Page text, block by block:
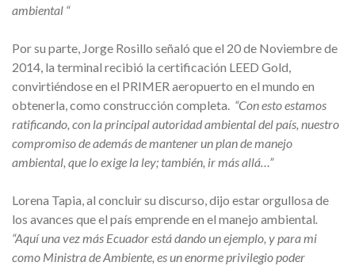
ambiental “
Por su parte, Jorge Rosillo señaló que el 20 de Noviembre de
2014, la terminal recibió la certificación LEED Gold,
convirtiéndose en el PRIMER aeropuerto en el mundo en
obtenerla, como construcción completa. “Con esto estamos
ratificando, con la principal autoridad ambiental del país, nuestro
compromiso de además de mantener un plan de manejo
ambiental, que lo exige la ley; también, ir más allá…”
Lorena Tapia, al concluir su discurso, dijo estar orgullosa de
los avances que el país emprende en el manejo ambiental.
“Aquí una vez más Ecuador está dando un ejemplo, y para mi
como Ministra de Ambiente, es un enorme privilegio poder